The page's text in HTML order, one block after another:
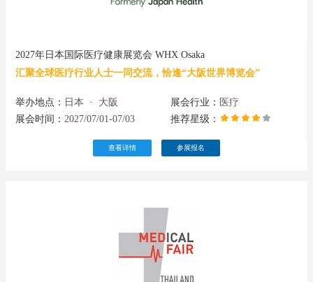
2027年日本国际医疗健康展览会 WHX Osaka
汇聚全球医疗行业人士一同交流，恰逢“大阪世界博览会”
举办地点： 日本 · 大阪 展会行业： 医疗
展会时间：2027/07/01-07/03 推荐星级：
查看详情 参展报名